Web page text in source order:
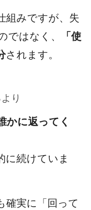
組みですが、失
ではなく、
「使
されます。
り
かに返ってく
に続けていま
確実に「回って